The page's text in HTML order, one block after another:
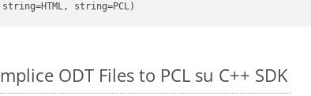
string=HTML, string=PCL)
ODT Files to PCL su C++ SDK